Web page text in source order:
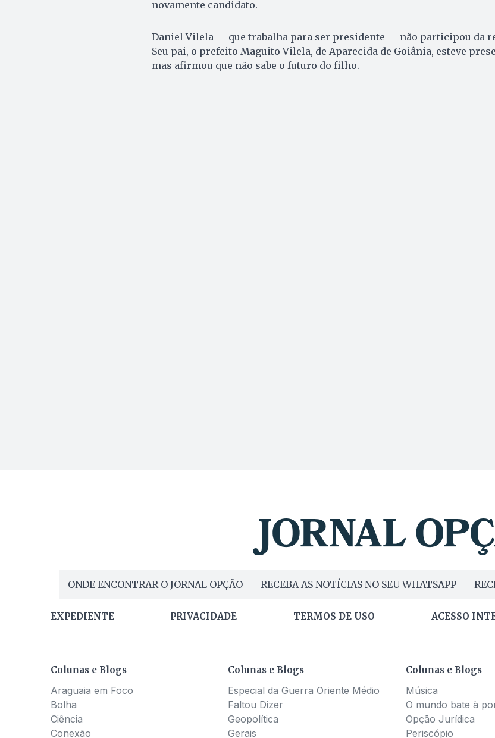
novamente candidato.
Daniel Vilela — que trabalha para ser presidente — não participou da
Seu pai, o prefeito Maguito Vilela, de Aparecida de Goiânia, esteve
mas afirmou que não sabe o futuro do filho.
ONDE ENCONTRAR O JORNAL OPÇÃO RECEBA AS NOTÍCIAS NO SEU WHATSAPP
EXPEDIENTE PRIVACIDADE TERMOS DE USO ACESSO
Colunas e Blogs
Araguaia em Foco
Bolha
Ciência
Conexão
Colunas e Blogs
Especial da Guerra Oriente Médio
Faltou Dizer
Geopolítica
Gerais
Colunas e Blogs
Música
O mundo bate à
Opção Jurídica
Periscópio